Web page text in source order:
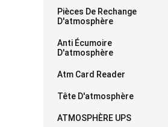
Pièces De Rechange
D'atmosphère
Anti Écumoire
D'atmosphère
Atm Card Reader
Tête D'atmosphère
ATMOSPHÈRE UPS